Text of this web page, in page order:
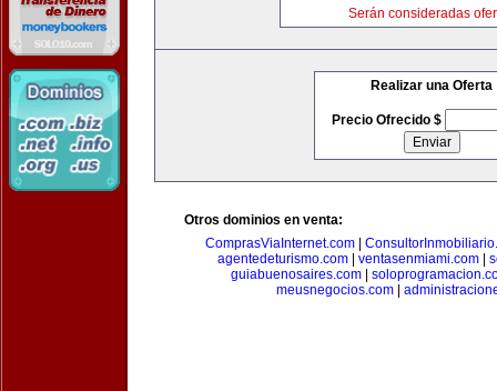
Serán consideradas
Realizar una Oferta
Precio Ofrecido $
Otros dominios en venta:
ComprasViaInternet.com
agentedeturismo.com| ventasenmiami.com|
guiabuenosaires.com|
meusnegocios.com|